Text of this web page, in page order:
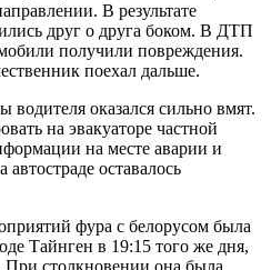
В результате
друг о друга боком. В ДТП
получили повреждения.
поехал дальше.
водителя оказался сильно вмят.
на эвакуаторе частной
на месте аварии и
оставалось
фура с белорусом была
Тайнген в 19:15 того же дня,
столкновении она была